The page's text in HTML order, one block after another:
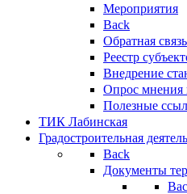
Мероприятия
Back
Обратная связь
Реестр
Внедрение
Опрос мнения
Полезные
ТИК Лабинская
Градостроительная
Back
Документы